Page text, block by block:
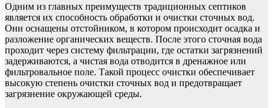
Одним из главных преимуществ традиционных септиков
является их способность обработки и очистки сточных вод.
Они оснащены отстойником, в котором происходит осадка и
разложение органических веществ. После этого сточная вода
проходит через систему фильтрации, где остатки загрязнений
задерживаются, а чистая вода отводится в дренажное или
фильтровальное поле. Такой процесс очистки обеспечивает
высокую степень очистки сточных вод и предотвращает
загрязнение окружающей среды.